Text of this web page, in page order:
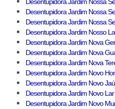
Desentupidora Jardim Nossa
Desentupidora Jardim Nossa
Desentupidora Jardim Nossa
Desentupidora Jardim Nosso
Desentupidora Jardim Nova
Desentupidora Jardim Nova
Desentupidora Jardim Nova
Desentupidora Jardim Novo
Desentupidora Jardim Novo Jaú
Desentupidora Jardim Novo Lar
Desentupidora Jardim Novo